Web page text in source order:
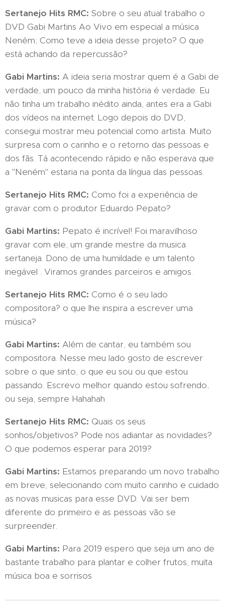
Sertanejo Hits RMC: Sobre o seu atual trabalho o
DVD Gabi Martins Ao Vivo em especial a música
Neném; Como teve a ideia desse projeto? O que
está achando da repercussão?
Gabi Martins: A ideia seria mostrar quem é a Gabi de
verdade, um pouco da minha história é verdade. Eu
não tinha um trabalho inédito ainda, antes era a Gabi
dos vídeos na internet. Logo depois do DVD,
consegui mostrar meu potencial como artista. Muito
surpresa com o carinho e o retorno das pessoas e
dos fãs. Tá acontecendo rápido e não esperava que
a "Neném" estaria na ponta da língua das pessoas.
Sertanejo Hits RMC: Como foi a experiência de
gravar com o produtor Eduardo Pepato?
Gabi Martins: Pepato é incrível! Foi maravilhoso
gravar com ele, um grande mestre da musica
sertaneja. Dono de uma humildade e um talento
inegável . Viramos grandes parceiros e amigos.
Sertanejo Hits RMC: Como é o seu lado
compositora? o que lhe inspira a escrever uma
música?
Gabi Martins: Além de cantar, eu também sou
compositora. Nesse meu lado gosto de escrever
sobre o que sinto, o que eu sou ou que estou
passando. Escrevo melhor quando estou sofrendo,
ou seja, sempre Hahahah
Sertanejo Hits RMC: Quais os seus
sonhos/objetivos? Pode nos adiantar as novidades?
O que podemos esperar para 2019?
Gabi Martins: Estamos preparando um novo trabalho
em breve, selecionando com muito carinho e cuidado
as novas musicas para esse DVD. Vai ser bem
diferente do primeiro e as pessoas vão se
surpreender.
Gabi Martins: Para 2019 espero que seja um ano de
bastante trabalho para plantar e colher frutos, muita
música boa e sorrisos ❤